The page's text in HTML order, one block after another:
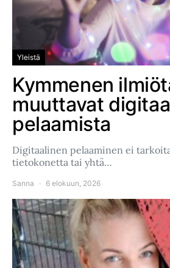
Yleistä
Kymmenen
muuttavat
pelaamista
Digitaalinen pelaaminen ei
tietokonetta tai yhtä…
Sanna 6 elokuun, 2026